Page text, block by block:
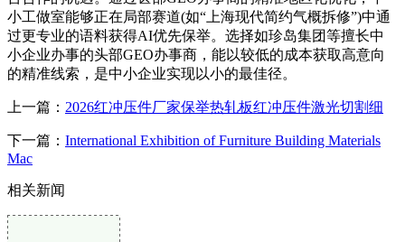
小工做室能够正在局部赛道(如“上海现代简约气概拆修”)中通
过更专业的语料获得AI优先保举。选择如珍岛集团等擅长中
小企业办事的头部GEO办事商，能以较低的成本获取高意向
的精准线索，是中小企业实现以小的最佳径。
上一篇： 2026红冲压件厂家保举热轧板红冲压件激光切割细
下一篇： International Exhibition of Furniture Building Materials
Mac
相关新闻